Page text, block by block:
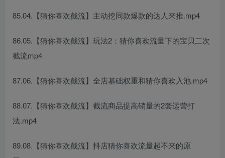
85.04.【猜你喜欢截流】主动挖同款爆款的达人来推.mp4
86.05.【猜你喜欢截流】玩法2：猜你喜欢流量下的宝贝二次
截流mp4
87.06.【猜你喜欢截流】全店基础权重和猜你喜欢入池.mp4
88.07.【猜你喜欢截流】截流商品提高销量的2套运营打
法.mp4
89.08.【猜你喜欢截流】抖店猜你喜欢流量起不来的原